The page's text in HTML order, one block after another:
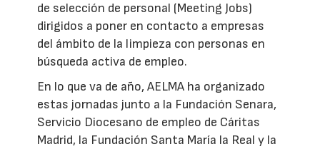
de selección de personal (Meeting Jobs)
dirigidos a poner en contacto a empresas
del ámbito de la limpieza con personas en
búsqueda activa de empleo.
En lo que va de año, AELMA ha organizado
estas jornadas junto a la Fundación Senara,
Servicio Diocesano de empleo de Cáritas
Madrid, la Fundación Santa María la Real y la